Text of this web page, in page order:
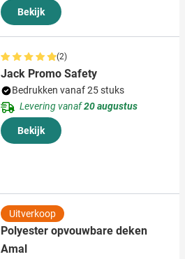
Bekijk
(2)
Jack Promo Safety
Bedrukken vanaf 25 stuks
Levering vanaf20 augustus
Bekijk
Uitverkoop
Polyester opvouwbare deken
Amal